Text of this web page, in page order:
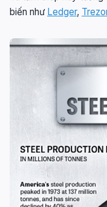
biến như Ledger,